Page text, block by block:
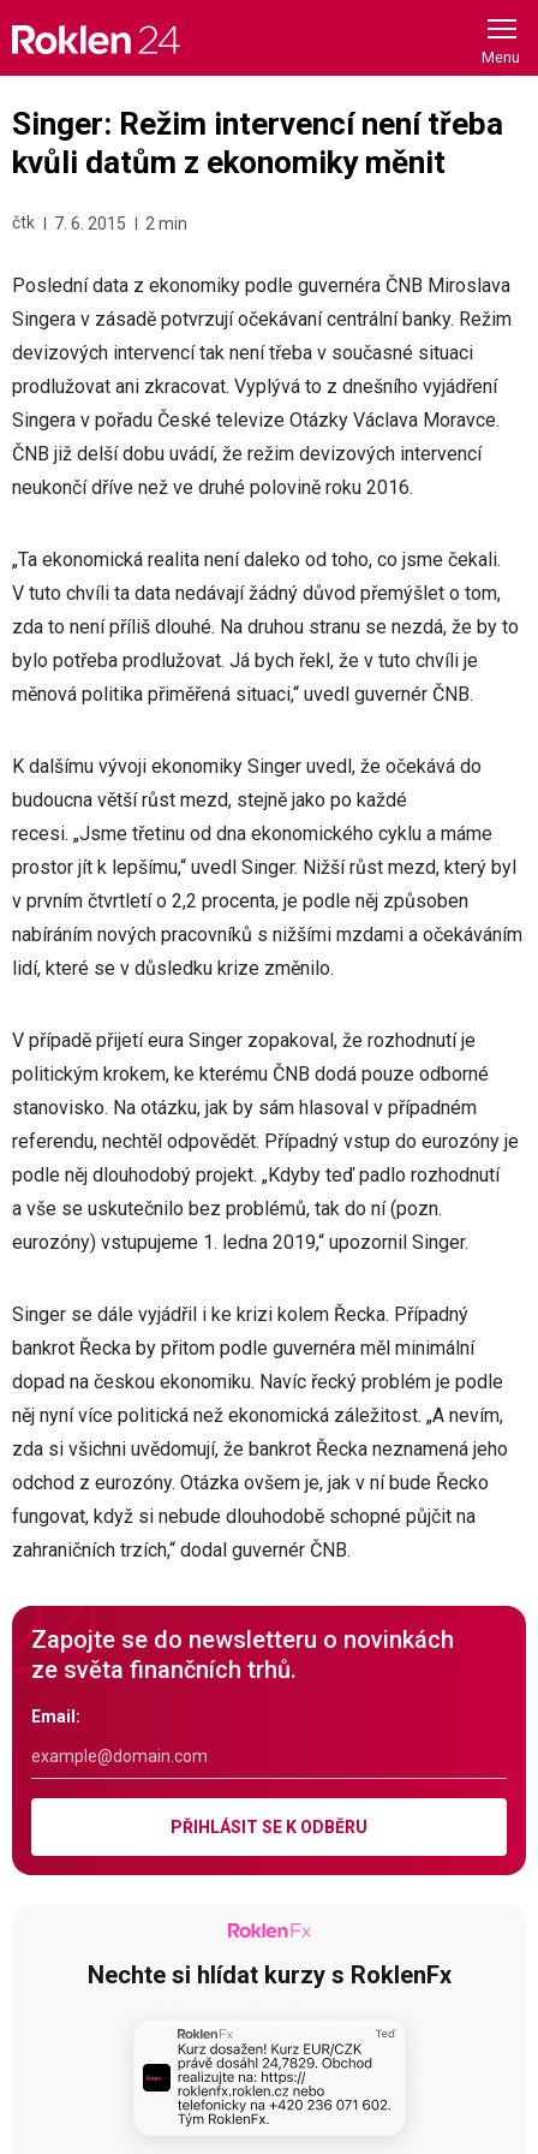
content
Singer: Režim intervencí není třeba
kvůli datům z ekonomiky měnit
čtk 7. 6. 2015 2 min
Poslední data z ekonomiky podle guvernéra ČNB Miroslava
Singera v zásadě potvrzují očekávaní centrální banky. Režim
devizových intervencí tak není třeba v současné situaci
prodlužovat ani zkracovat. Vyplývá to z dnešního vyjádření
Singera v pořadu České televize Otázky Václava Moravce.
ČNB již delší dobu uvádí, že režim devizových intervencí
neukončí dříve než ve druhé polovině roku 2016.
„Ta ekonomická realita není daleko od toho, co jsme čekali.
V tuto chvíli ta data nedávají žádný důvod přemýšlet o tom,
zda to není příliš dlouhé. Na druhou stranu se nezdá, že by to
bylo potřeba prodlužovat. Já bych řekl, že v tuto chvíli je
měnová politika přiměřená situaci,“ uvedl guvernér ČNB.
K dalšímu vývoji ekonomiky Singer uvedl, že očekává do
budoucna větší růst mezd, stejně jako po každé
recesi. „Jsme třetinu od dna ekonomického cyklu a máme
prostor jít k lepšímu,“ uvedl Singer. Nižší růst mezd, který byl
v prvním čtvrtletí o 2,2 procenta, je podle něj způsoben
nabíráním nových pracovníků s nižšími mzdami a očekáváním
lidí, které se v důsledku krize změnilo.
V případě přijetí eura Singer zopakoval, že rozhodnutí je
politickým krokem, ke kterému ČNB dodá pouze odborné
stanovisko. Na otázku, jak by sám hlasoval v případném
referendu, nechtěl odpovědět. Případný vstup do eurozóny je
podle něj dlouhodobý projekt. „Kdyby teď padlo rozhodnutí
a vše se uskutečnilo bez problémů, tak do ní (pozn.
eurozóny) vstupujeme 1. ledna 2019,“ upozornil Singer.
Singer se dále vyjádřil i ke krizi kolem Řecka. Případný
bankrot Řecka by přitom podle guvernéra měl minimální
dopad na českou ekonomiku. Navíc řecký problém je podle
něj nyní více politická než ekonomická záležitost. „A nevím,
zda si všichni uvědomují, že bankrot Řecka neznamená jeho
odchod z eurozóny. Otázka ovšem je, jak v ní bude Řecko
fungovat, když si nebude dlouhodobě schopné půjčit na
zahraničních trzích,“ dodal guvernér ČNB.
Zapojte se do newsletteru o novinkách
ze světa finančních trhů.
Email:
PŘIHLÁSIT SE K ODBĚRU
Nechte si hlídat kurzy s RoklenFx